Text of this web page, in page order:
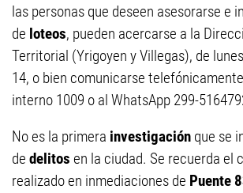
las personas que deseen asesorarse e
de loteos, pueden acercarse a la
Territorial (Yrigoyen y Villegas), de
14, o bien comunicarse
interno 1009 o al WhatsApp 299-
No es la primera investigación que se
de delitos en la ciudad. Se recuerda el
realizado en inmediaciones de Puente